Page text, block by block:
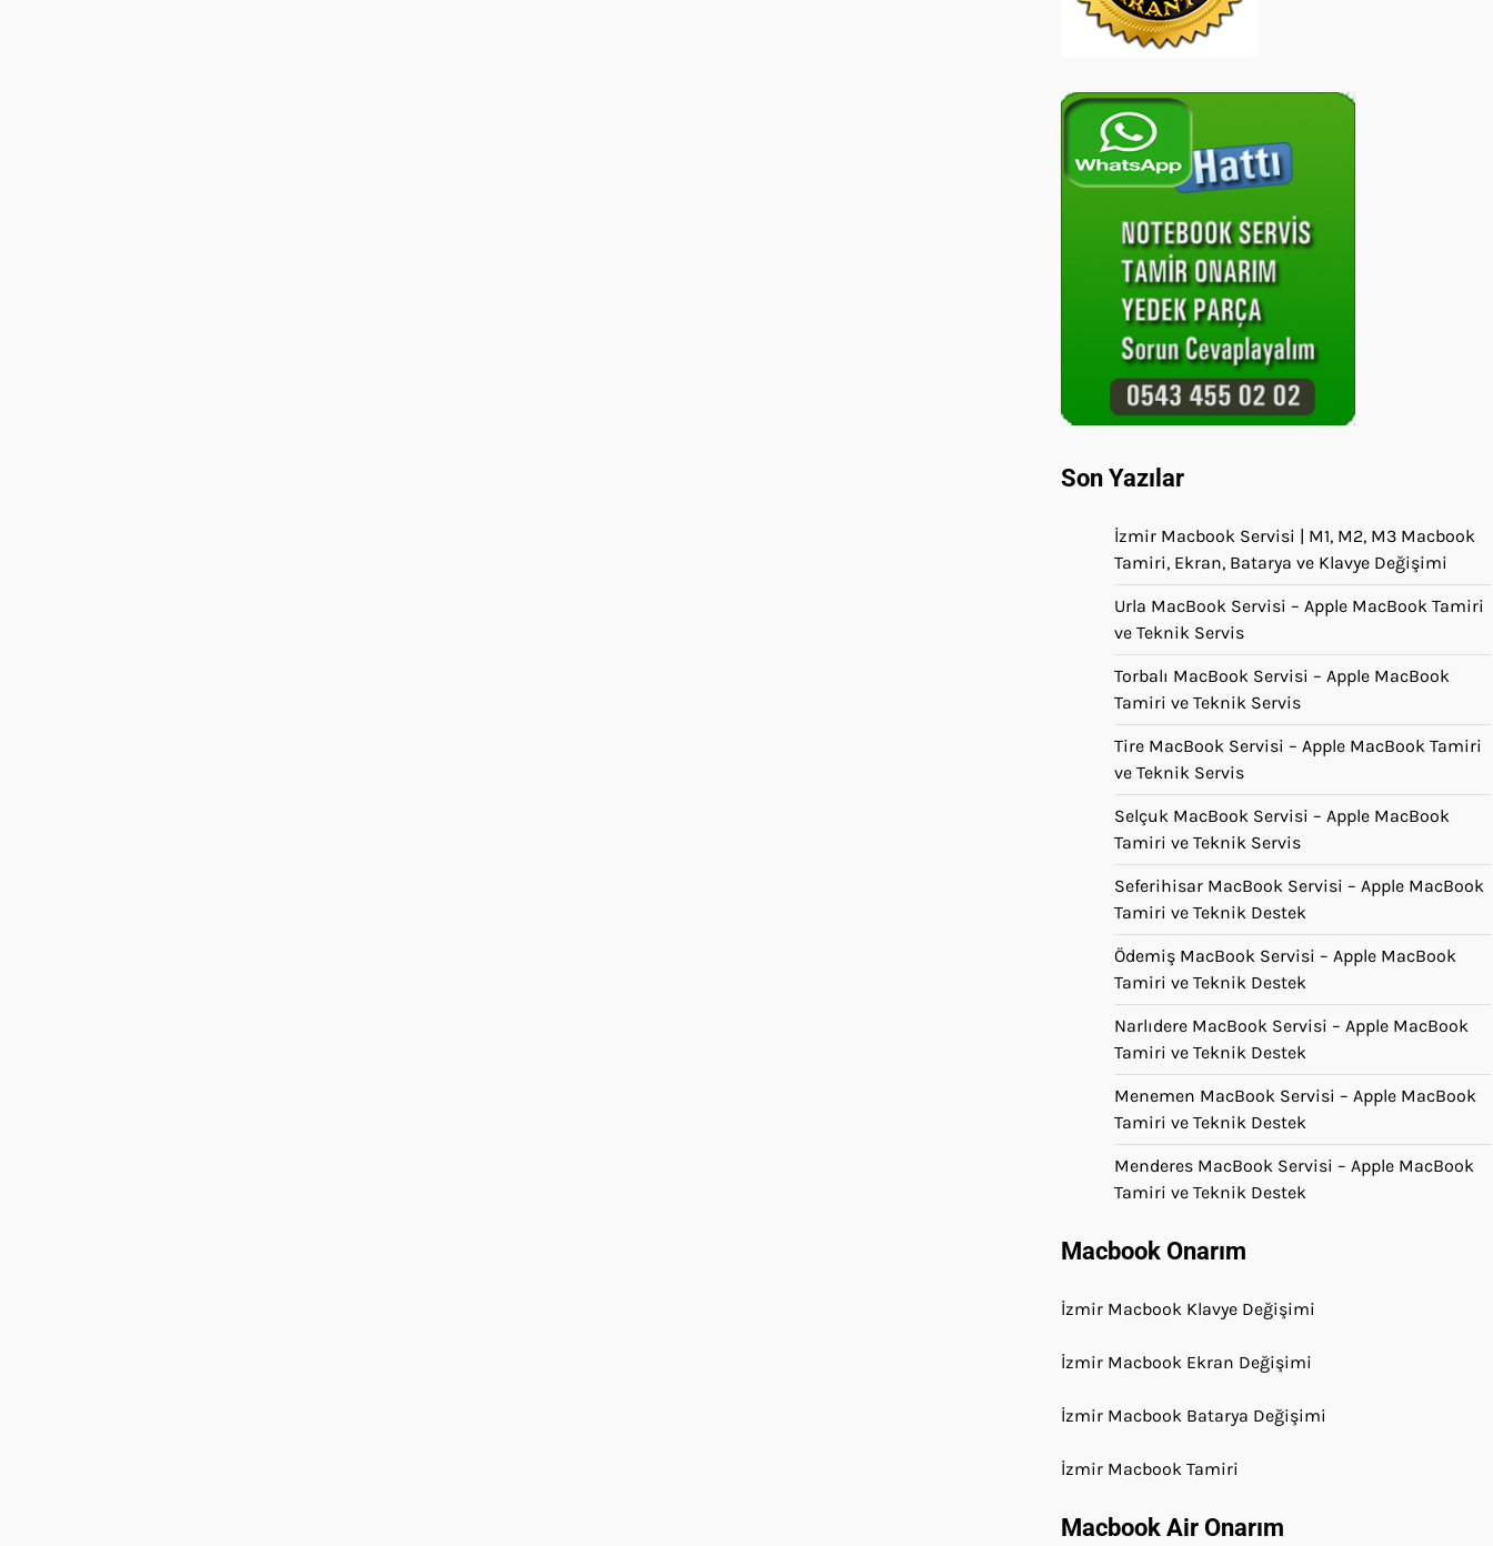
Son Yazılar
İzmir Macbook Servisi | M1, M2, M3 Macbook
Tamiri, Ekran, Batarya ve Klavye Değişimi
Urla MacBook Servisi – Apple MacBook Tamiri
ve Teknik Servis
Torbalı MacBook Servisi – Apple MacBook
Tamiri ve Teknik Servis
Tire MacBook Servisi – Apple MacBook Tamiri
ve Teknik Servis
Selçuk MacBook Servisi – Apple MacBook
Tamiri ve Teknik Servis
Seferihisar MacBook Servisi – Apple MacBook
Tamiri ve Teknik Destek
Ödemiş MacBook Servisi – Apple MacBook
Tamiri ve Teknik Destek
Narlıdere MacBook Servisi – Apple MacBook
Tamiri ve Teknik Destek
Menemen MacBook Servisi – Apple MacBook
Tamiri ve Teknik Destek
Menderes MacBook Servisi – Apple MacBook
Tamiri ve Teknik Destek
Macbook Onarım
İzmir Macbook Klavye Değişimi
İzmir Macbook Ekran Değişimi
İzmir Macbook Batarya Değişimi
İzmir Macbook Tamiri
Macbook Air Onarım